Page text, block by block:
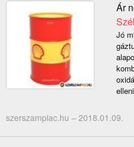
Ár
Jó
szerszampiac.hu – 2018.01.09.